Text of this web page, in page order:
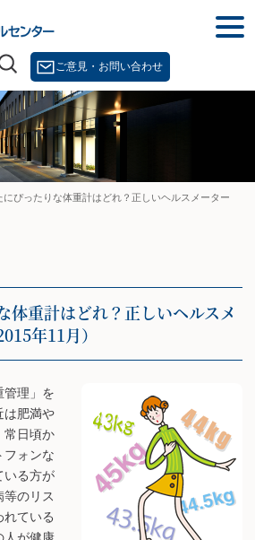
ご意見・お問い合わせ
にぴったりな体重計はどれ？正しいヘルスメーター
体重計はどれ？正しいヘルスメ
年11月）
管理」を
肥満や
常日頃か
フォンな
いる方が
等のリス
れている
人が健康